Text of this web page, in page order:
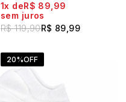
R$ 119,90R$ 89,99
1x
R$ 89,99
sem juros
20%OFF